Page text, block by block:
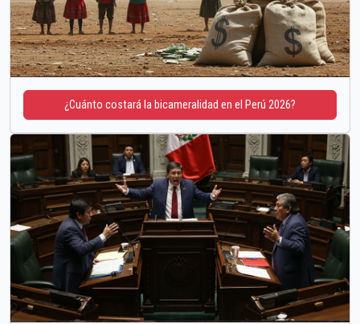
¿Cuánto costará la bicameralidad en el Perú 2026?